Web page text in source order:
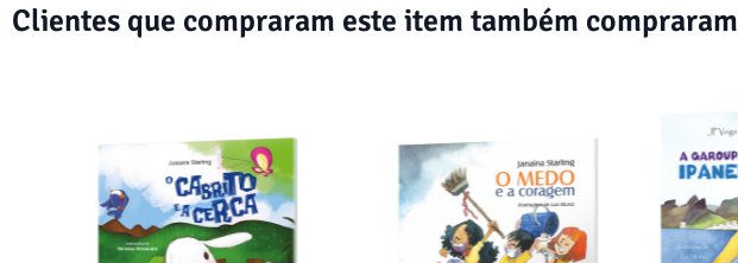
Clientes que compraram este item também compraram